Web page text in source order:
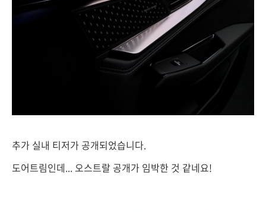
추가 실내 티저가 공개되었습니다.
도어트림인데... 오스트랄 공개가 임박한 것 같네요!